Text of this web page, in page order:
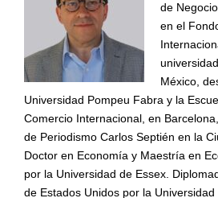
de
en el
México,
Universidad Pompeu Fabra y la
Comercio Internacional, en
de Periodismo Carlos Septién en la
Doctor en Economía y Maestría en
por la Universidad de Essex.
de Estados Unidos por la